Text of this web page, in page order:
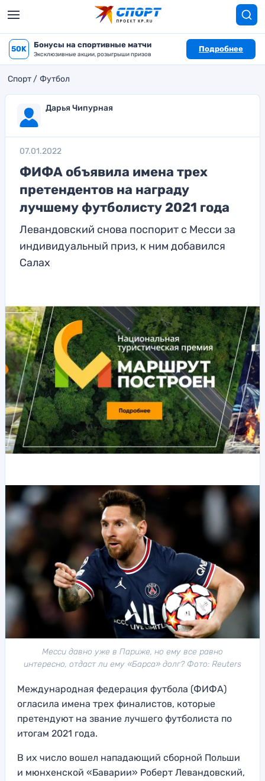
50K Бонусы на спортивные матчи
Эксклюзивные акции, розыгрыши призов
Подробнее
Спорт Футбол
Дарья Чипурная
07.01.2022
ФИФА объявила имена трех
претендентов на награду
лучшему футболисту 2021 года
Левандовский снова поспорит с Месси за
индивидуальный приз, к ним добавился
Салах
Месси давно уже в Париже, но ему все равно
интересно, отдаст ли ему «Барса» долг? Фото: Reuters
Международная федерация футбола (ФИФА)
огласила имена трех финалистов, которые
претендуют на звание лучшего футболиста по
итогам 2021 года.
В их число вошел нападающий сборной Польши
и мюнхенской «Баварии» Роберт Левандовский,